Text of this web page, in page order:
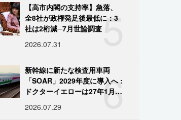
5
【高市内閣の支持率】急落、
全8社が政権発足後最低に：3
社は2桁減─7月世論調査
2026.07.31
6
新幹線に新たな検査用車両
「SOAR」2029年度に導入へ :
ドクターイエローは27年1月に
2026.07.29